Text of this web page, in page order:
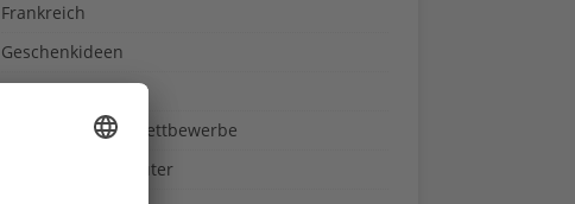
Frankreich
Geschenkideen
Gewinnspiele & Wettbewerbe
Gewürze und Kräuter